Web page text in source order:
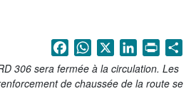
de l'Épau
FacebookWhatsApp
X LinkedIn
Print
306 sera fermée à la circulation. Les
de chaussée de la route se